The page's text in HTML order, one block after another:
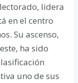
lidera
en el centro
Su ascenso,
ha sido
uno de sus